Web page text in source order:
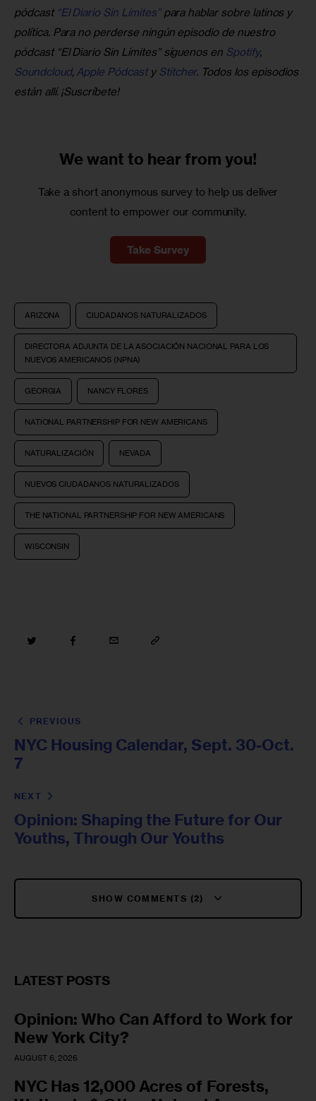
pódcast “El Diario Sin Límites” para hablar sobre latinos y
política. Para no perderse ningún episodio de nuestro
pódcast “El Diario Sin Límites” síguenos en Spotify,
Soundcloud, Apple Pódcast y Stitcher. Todos los episodios
están allí. ¡Suscríbete!
We want to hear from you!
Take a short anonymous survey to help us deliver
content to empower our community.
Take Survey
ARIZONA CIUDADANOS NATURALIZADOS
DIRECTORA ADJUNTA DE LA ASOCIACIÓN NACIONAL PARA LOS
NUEVOS AMERICANOS (NPNA)
GEORGIA NANCY FLORES
NATIONAL PARTNERSHIP FOR NEW AMERICANS
NATURALIZACIÓN NEVADA
NUEVOS CIUDADANOS NATURALIZADOS
THE NATIONAL PARTNERSHIP FOR NEW AMERICANS
WISCONSIN
PREVIOUS
NYC Housing Calendar, Sept. 30-Oct.
7
NEXT
Opinion: Shaping the Future for Our
Youths, Through Our Youths
SHOW COMMENTS (2)
LATEST POSTS
Opinion: Who Can Afford to Work for
New York City?
AUGUST 6, 2026
NYC Has 12,000 Acres of Forests,